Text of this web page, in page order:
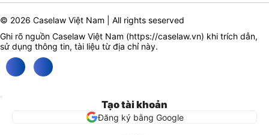
© 2026 Caselaw Việt Nam | All rights seserved
Ghi rõ nguồn Caselaw Việt Nam (https://caselaw.vn) khi trích dẫn,
sử dụng thông tin, tài liệu từ địa chỉ này.
Tạo tài khoản
Đăng ký bằng Google